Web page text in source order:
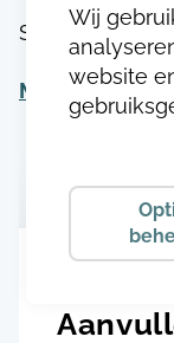
SKU:
Meer
Wij
website